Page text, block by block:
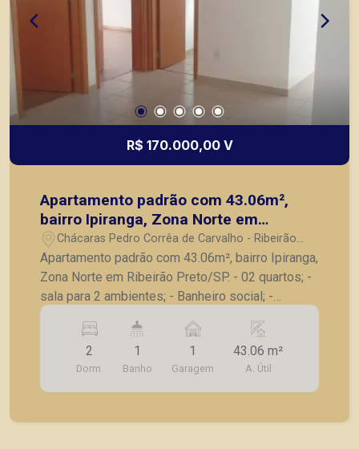
R$ 170.000,00 V
Apartamento padrão com 43.06m²,
bairro Ipiranga, Zona Norte em
Ribeirão Preto/SP.
Chácaras Pedro Corrêa de Carvalho - Ribeirão
Preto/SP
Apartamento padrão com 43.06m², bairro Ipiranga,
Zona Norte em Ribeirão Preto/SP. - 02 quartos; -
sala para 2 ambientes; - Banheiro social; -
Cozinha; - Lavanderia; - 01 vaga de garagem. A
Piramid tem como objetivo atender seus clientes
com agilidade e segurança, em locação, vendas
de imóveis prontos, usados ou mesmo nos
principais lançamentos da cidade de Ribeirão
2
Dorm.
1
Banho
1
Garagem
43.06 m²
A. Útil